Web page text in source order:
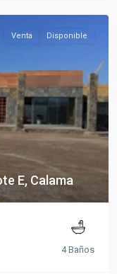
Venta Disponible
E, Calama
4 Baños